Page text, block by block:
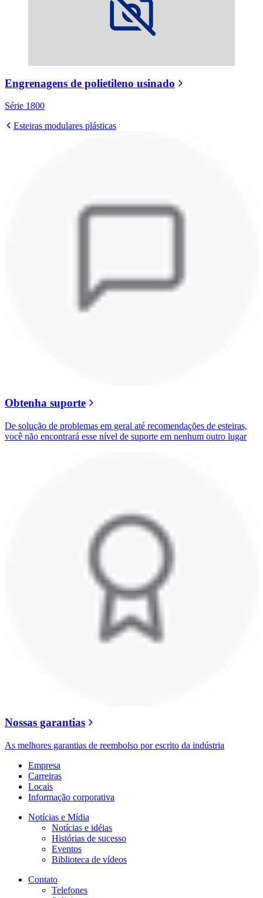
Engrenagens de polietileno usinado
Série 1800
Esteiras modulares plásticas
Obtenha suporte
De solução de problemas em geral até recomendações de esteiras,
você não encontrará esse nível de suporte em nenhum outro lugar
Nossas garantias
As melhores garantias de reembolso por escrito da indústria
Empresa
Carreiras
Locais
Informação corporativa
Notícias e Mídia
Notícias e idéias
Histórias de sucesso
Eventos
Biblioteca de vídeos
Contato
Telefones